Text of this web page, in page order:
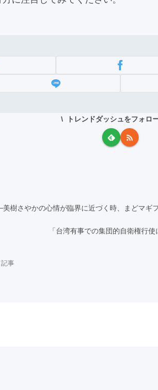
トレンドダッシュをフォロ
美樹さやかの心情が臨界に近づく時、まどマギ
「台湾有事での集団的自衛権行
記事